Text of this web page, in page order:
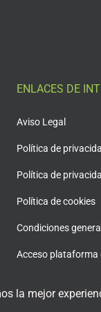
ENLACES DE
Aviso Legal
Política de
Política de
Política de cookies
Condiciones
Acceso plataforma
la mejor